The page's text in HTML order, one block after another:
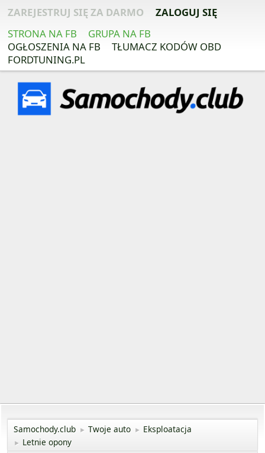
ZAREJESTRUJ SIĘ ZA DARMO
ZALOGUJ SIĘ
STRONA NA FB
GRUPA NA FB
OGŁOSZENIA NA FB
TŁUMACZ KODÓW OBD
FORDTUNING.PL
Samochody.club ► Twoje auto ► Eksploatacja
► Letnie opony